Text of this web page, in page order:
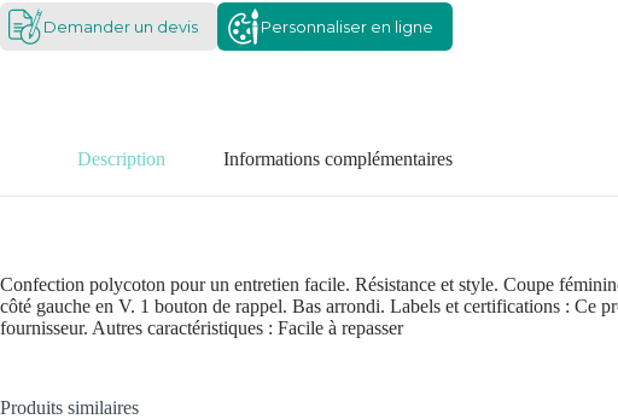
Demander un devis Personnaliser en ligne
Description Informations complémentaires
Confection polycoton pour un entretien facile. Résistance et style. Coupe
côté gauche en V. 1 bouton de rappel. Bas arrondi. Labels et certifications : Ce
fournisseur. Autres caractéristiques : Facile à repasser
Produits similaires